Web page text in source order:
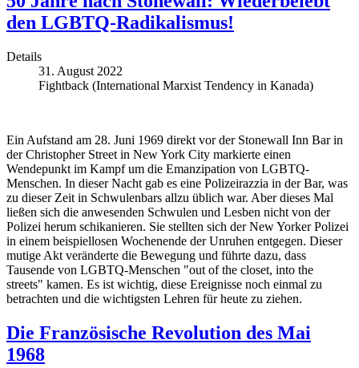
den LGBTQ-Radikalismus!
Details
31. August 2022
Fightback (International Marxist Tendency in Kanada)
Ein Aufstand am 28. Juni 1969 direkt vor der Stonewall Inn Bar in
der Christopher Street in New York City markierte einen
Wendepunkt im Kampf um die Emanzipation von LGBTQ-
Menschen. In dieser Nacht gab es eine Polizeirazzia in der Bar, was
zu dieser Zeit in Schwulenbars allzu üblich war. Aber dieses Mal
ließen sich die anwesenden Schwulen und Lesben nicht von der
Polizei herum schikanieren. Sie stellten sich der New Yorker Polizei
in einem beispiellosen Wochenende der Unruhen entgegen. Dieser
mutige Akt veränderte die Bewegung und führte dazu, dass
Tausende von LGBTQ-Menschen "out of the closet, into the
streets" kamen. Es ist wichtig, diese Ereignisse noch einmal zu
betrachten und die wichtigsten Lehren für heute zu ziehen.
Die Französische Revolution des Mai
1968